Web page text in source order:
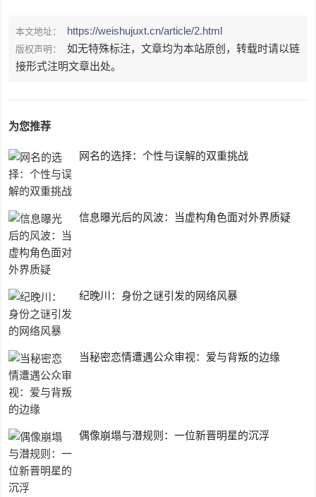
本文地址： https://weishujuxt.cn/article/2.html
版权声明：
如无特殊标注，文章均为本站原创，转载时请以链
接形式注明文章出处。
为您推荐
网名的选择：个性与误解的双重挑战
信息曝光后的风波：当虚构角色面对外界质疑
纪晚川：身份之谜引发的网络风暴
当秘密恋情遭遇公众审视：爱与背叛的边缘
偶像崩塌与潜规则：一位新晋明星的沉浮